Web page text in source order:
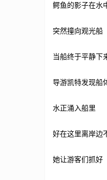
鳄鱼的影子在水
突然撞向观光船
当船终于平静下
导游凯特发现船
水正涌入船里
好在这里离岸边
她让游客们抓好